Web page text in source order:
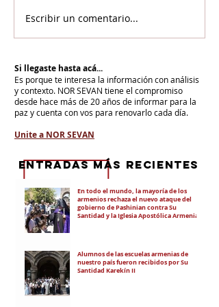
Escribir un comentario...
Si llegaste hasta acá...
Es porque te interesa la información con análisis
y contexto. NOR SEVAN tiene el compromiso
desde hace más de 20 años de informar para la
paz y cuenta con vos para renovarlo cada día.
Unite a NOR SEVAN
En todo el mundo, la mayoría de los
armenios rechaza el nuevo ataque del
gobierno de Pashinian contra Su
Santidad y la Iglesia Apostólica Armenia
Alumnos de las escuelas armenias de
nuestro país fueron recibidos por Su
Santidad Karekín II
eNTRADAS MÁS RECIENTES